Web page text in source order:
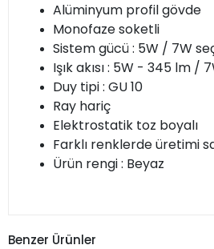
Alüminyum profil gövde
Monofaze soketli
Sistem gücü : 5W / 7W
Işık akısı : 5W - 345 lm /
Duy tipi : GU 10
Ray hariç
Elektrostatik toz boyalı
Farklı renklerde üretimi
Ürün rengi : Beyaz
Benzer Ürünler